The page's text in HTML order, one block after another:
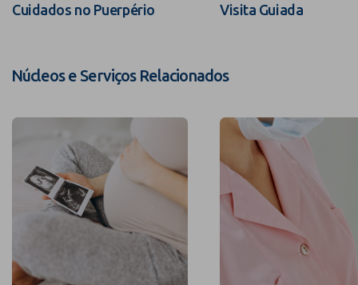
Cuidados no Puerpério Visita Guiada
Núcleos e Serviços Relacionados